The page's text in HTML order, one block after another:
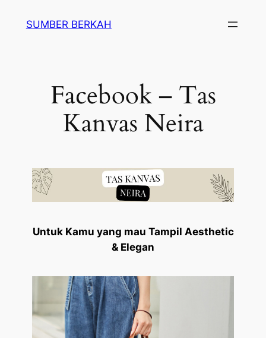
SUMBER BERKAH
Facebook – Tas
Kanvas Neira
Untuk Kamu yang mau Tampil Aesthetic
& Elegan